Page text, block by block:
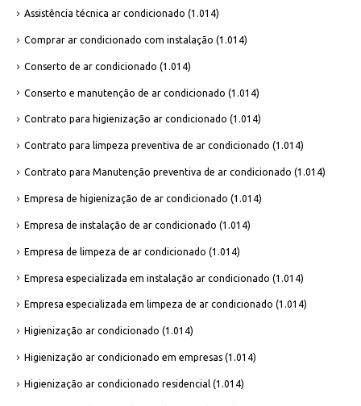
Assistência técnica ar condicionado (1.014)
Comprar ar condicionado com instalação (1.014)
Conserto de ar condicionado (1.014)
Conserto e manutenção de ar condicionado (1.014)
Contrato para higienização ar condicionado (1.014)
Contrato para limpeza preventiva de ar condicionado (1.014)
Contrato para Manutenção preventiva de ar condicionado (1.014)
Empresa de higienização de ar condicionado (1.014)
Empresa de instalação de ar condicionado (1.014)
Empresa de limpeza de ar condicionado (1.014)
Empresa especializada em instalação ar condicionado (1.014)
Empresa especializada em limpeza de ar condicionado (1.014)
Higienização ar condicionado (1.014)
Higienização ar condicionado em empresas (1.014)
Higienização ar condicionado residencial (1.014)